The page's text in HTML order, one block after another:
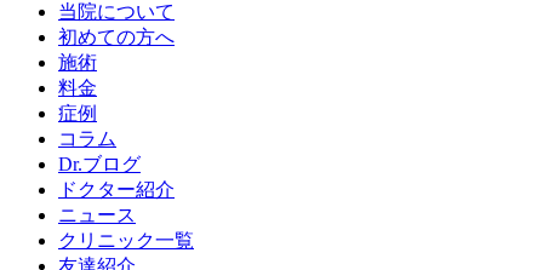
当院について
初めての方へ
施術
料金
症例
コラム
Dr.ブログ
ドクター紹介
ニュース
クリニック一覧